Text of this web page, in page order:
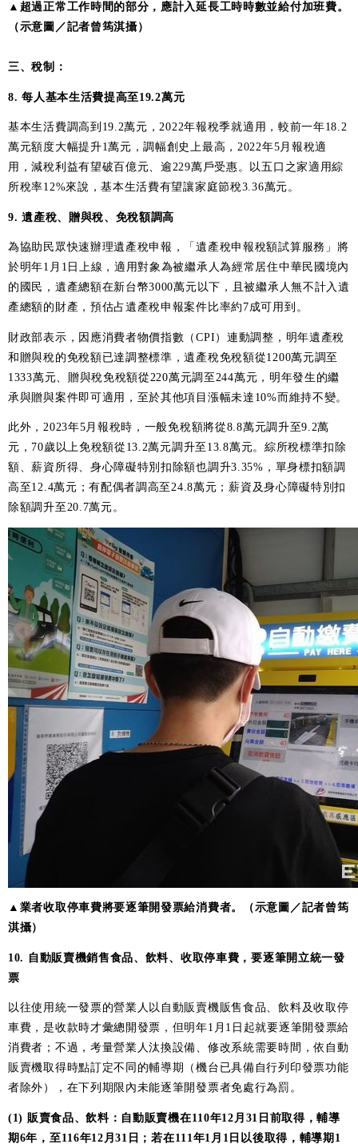
▲超過正常工作時間的部分，應計入延長工時時數並給付加班費。
（示意圖／記者曾筠淇攝）
三、稅制：
8. 每人基本生活費提高至19.2萬元
基本生活費調高到19.2萬元，2022年報稅季就適用，較前一年18.2
萬元額度大幅提升1萬元，調幅創史上最高，2022年5月報稅適
用，減稅利益有望破百億元、逾229萬戶受惠。以五口之家適用綜
所稅率12%來說，基本生活費有望讓家庭節稅3.36萬元。
9. 遺產稅、贈與稅、免稅額調高
為協助民眾快速辦理遺產稅申報，「遺產稅申報稅額試算服務」將
於明年1月1日上線，適用對象為被繼承人為經常居住中華民國境內
的國民，遺產總額在新台幣3000萬元以下，且被繼承人無不計入遺
產總額的財產，預估占遺產稅申報案件比率約7成可用到。
財政部表示，因應消費者物價指數（CPI）連動調整，明年遺產稅
和贈與稅的免稅額已達調整標準，遺產稅免稅額從1200萬元調至
1333萬元、贈與稅免稅額從220萬元調至244萬元，明年發生的繼
承與贈與案件即可適用，至於其他項目漲幅未達10%而維持不變。
此外，2023年5月報稅時，一般免稅額將從8.8萬元調升至9.2萬
元，70歲以上免稅額從13.2萬元調升至13.8萬元。綜所稅標準扣除
額、薪資所得、身心障礙特別扣除額也調升3.35%，單身標扣額調
高至12.4萬元；有配偶者調高至24.8萬元；薪資及身心障礙特別扣
除額調升至20.7萬元。
▲業者收取停車費將要逐筆開發票給消費者。（示意圖／記者曾筠
淇攝）
10. 自動販賣機銷售食品、飲料、收取停車費，要逐筆開立統一發
票
以往使用統一發票的營業人以自動販賣機販售食品、飲料及收取停
車費，是收款時才彙總開發票，但明年1月1日起就要逐筆開發票給
消費者；不過，考量營業人汰換設備、修改系統需要時間，依自動
販賣機取得時點訂定不同的輔導期（機台已具備自行列印發票功能
者除外），在下列期限內未能逐筆開發票者免處行為罰。
(1) 販賣食品、飲料：自動販賣機在110年12月31日前取得，輔導
期6年，至116年12月31日；若在111年1月1日以後取得，輔導期1